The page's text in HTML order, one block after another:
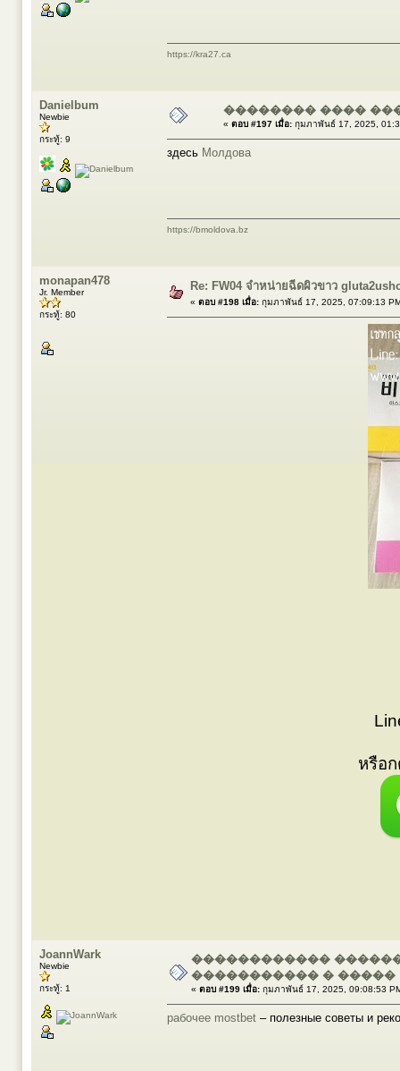
https://kra27.ca
Danielbum
Newbie
กระทู้: 9
�������� ����
« ตอบ #197 เมื่อ: กุมภาพันธ์ 17, 2025,
здесь Молдова
https://bmoldova.bz
monapan478
Jr. Member
กระทู้: 80
Re: FW04 จำหน่ายฉีดผิวขาว
« ตอบ #198 เมื่อ: กุมภาพันธ์ 17, 2025, 07:09:13
หรือ
JoannWark
Newbie
กระทู้: 1
������������
����������� � �����
« ตอบ #199 เมื่อ: กุมภาพันธ์ 17, 2025, 09:08:53
рабочее mostbet – полезные советы и